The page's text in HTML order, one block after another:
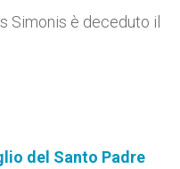
Simonis è deceduto il
del Santo Padre